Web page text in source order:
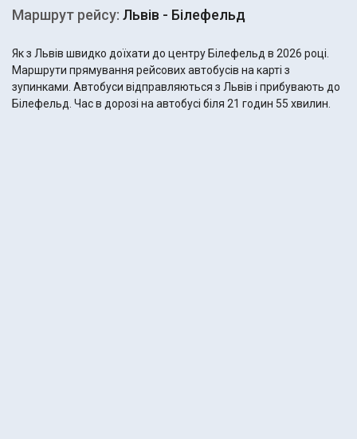
Маршрут рейсу: Львів - Білефельд
Як з Львів швидко доїхати до центру Білефельд в 2026 році.
Маршрути прямування рейсових автобусів на карті з
зупинками. Автобуси відправляються з Львів і прибувають до
Білефельд. Час в дорозі на автобусі біля 21 годин 55 хвилин.